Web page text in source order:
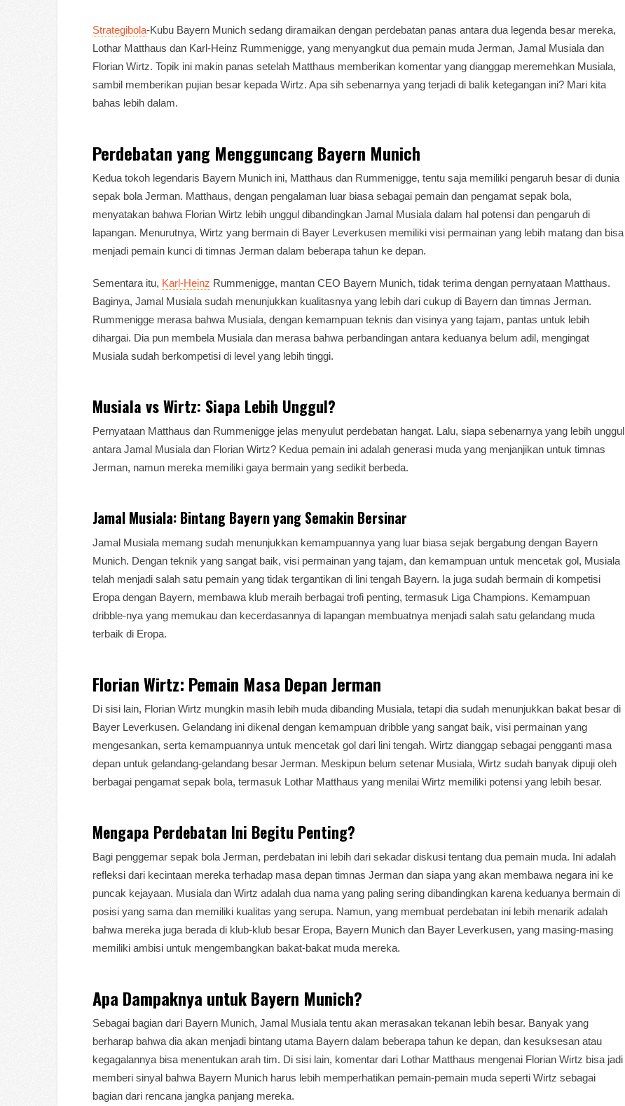
Strategibola-Kubu Bayern Munich sedang diramaikan dengan perdebatan panas antara dua legenda besar mereka,
Lothar Matthaus dan Karl-Heinz Rummenigge, yang menyangkut dua pemain muda Jerman, Jamal Musiala dan
Florian Wirtz. Topik ini makin panas setelah Matthaus memberikan komentar yang dianggap meremehkan Musiala,
sambil memberikan pujian besar kepada Wirtz. Apa sih sebenarnya yang terjadi di balik ketegangan ini? Mari kita
bahas lebih dalam.
Perdebatan yang Mengguncang Bayern Munich
Kedua tokoh legendaris Bayern Munich ini, Matthaus dan Rummenigge, tentu saja memiliki pengaruh besar di dunia
sepak bola Jerman. Matthaus, dengan pengalaman luar biasa sebagai pemain dan pengamat sepak bola,
menyatakan bahwa Florian Wirtz lebih unggul dibandingkan Jamal Musiala dalam hal potensi dan pengaruh di
lapangan. Menurutnya, Wirtz yang bermain di Bayer Leverkusen memiliki visi permainan yang lebih matang dan bisa
menjadi pemain kunci di timnas Jerman dalam beberapa tahun ke depan.
Sementara itu, Karl-Heinz Rummenigge, mantan CEO Bayern Munich, tidak terima dengan pernyataan Matthaus.
Baginya, Jamal Musiala sudah menunjukkan kualitasnya yang lebih dari cukup di Bayern dan timnas Jerman.
Rummenigge merasa bahwa Musiala, dengan kemampuan teknis dan visinya yang tajam, pantas untuk lebih
dihargai. Dia pun membela Musiala dan merasa bahwa perbandingan antara keduanya belum adil, mengingat
Musiala sudah berkompetisi di level yang lebih tinggi.
Musiala vs Wirtz: Siapa Lebih Unggul?
Pernyataan Matthaus dan Rummenigge jelas menyulut perdebatan hangat. Lalu, siapa sebenarnya yang lebih unggul
antara Jamal Musiala dan Florian Wirtz? Kedua pemain ini adalah generasi muda yang menjanjikan untuk timnas
Jerman, namun mereka memiliki gaya bermain yang sedikit berbeda.
Jamal Musiala: Bintang Bayern yang Semakin Bersinar
Jamal Musiala memang sudah menunjukkan kemampuannya yang luar biasa sejak bergabung dengan Bayern
Munich. Dengan teknik yang sangat baik, visi permainan yang tajam, dan kemampuan untuk mencetak gol, Musiala
telah menjadi salah satu pemain yang tidak tergantikan di lini tengah Bayern. Ia juga sudah bermain di kompetisi
Eropa dengan Bayern, membawa klub meraih berbagai trofi penting, termasuk Liga Champions. Kemampuan
dribble-nya yang memukau dan kecerdasannya di lapangan membuatnya menjadi salah satu gelandang muda
terbaik di Eropa.
Florian Wirtz: Pemain Masa Depan Jerman
Di sisi lain, Florian Wirtz mungkin masih lebih muda dibanding Musiala, tetapi dia sudah menunjukkan bakat besar di
Bayer Leverkusen. Gelandang ini dikenal dengan kemampuan dribble yang sangat baik, visi permainan yang
mengesankan, serta kemampuannya untuk mencetak gol dari lini tengah. Wirtz dianggap sebagai pengganti masa
depan untuk gelandang-gelandang besar Jerman. Meskipun belum setenar Musiala, Wirtz sudah banyak dipuji oleh
berbagai pengamat sepak bola, termasuk Lothar Matthaus yang menilai Wirtz memiliki potensi yang lebih besar.
Mengapa Perdebatan Ini Begitu Penting?
Bagi penggemar sepak bola Jerman, perdebatan ini lebih dari sekadar diskusi tentang dua pemain muda. Ini adalah
refleksi dari kecintaan mereka terhadap masa depan timnas Jerman dan siapa yang akan membawa negara ini ke
puncak kejayaan. Musiala dan Wirtz adalah dua nama yang paling sering dibandingkan karena keduanya bermain di
posisi yang sama dan memiliki kualitas yang serupa. Namun, yang membuat perdebatan ini lebih menarik adalah
bahwa mereka juga berada di klub-klub besar Eropa, Bayern Munich dan Bayer Leverkusen, yang masing-masing
memiliki ambisi untuk mengembangkan bakat-bakat muda mereka.
Apa Dampaknya untuk Bayern Munich?
Sebagai bagian dari Bayern Munich, Jamal Musiala tentu akan merasakan tekanan lebih besar. Banyak yang
berharap bahwa dia akan menjadi bintang utama Bayern dalam beberapa tahun ke depan, dan kesuksesan atau
kegagalannya bisa menentukan arah tim. Di sisi lain, komentar dari Lothar Matthaus mengenai Florian Wirtz bisa jadi
memberi sinyal bahwa Bayern Munich harus lebih memperhatikan pemain-pemain muda seperti Wirtz sebagai
bagian dari rencana jangka panjang mereka.